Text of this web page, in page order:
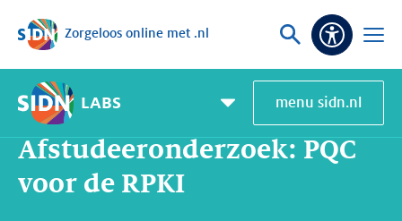
Sla navigatie over
Zorgeloos online met .nl
Vraag
zoek
Open
LABS
Pagemenu
toggle
menu sidn.nl
Home SIDN Labs
Afstudeeronderzoek: PQC
voor de RPKI